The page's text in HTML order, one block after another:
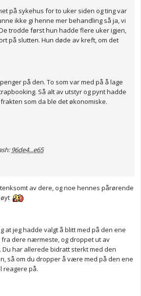
på sykehus for to uker siden og ting var
ikke gi henne mer behandling så ja, vi
trodde først hun hadde flere uker igjen,
på slutten. Hun døde av kreft, om det
på den. To som var med på å lage
Så alt av utstyr og pynt hadde
som da ble det økonomiske.
96de4...e65
av dere, og noe hennes pårørende
at jeg hadde valgt å blitt med på den ene
dere nærmeste, og droppet ut av
har allerede bidratt sterkt med den
så om du dropper å være med på den ene
reagere på.